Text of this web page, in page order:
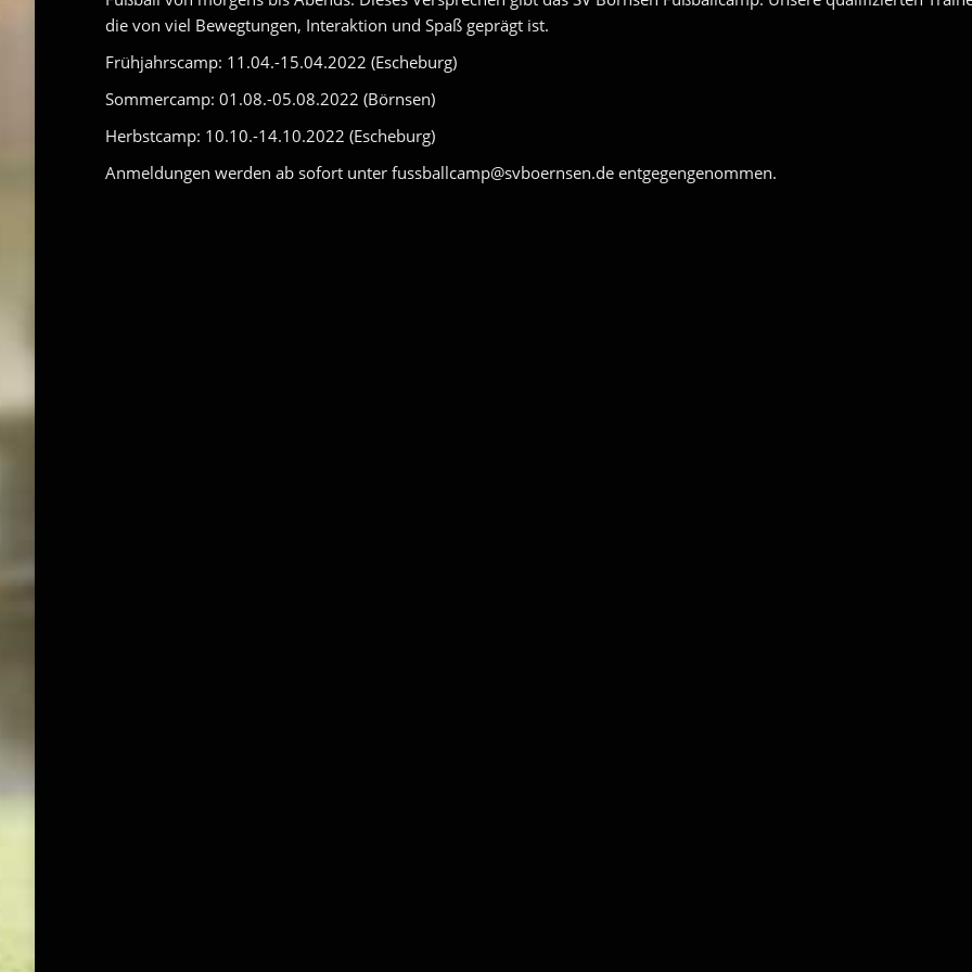
die von viel Bewegtungen, Interaktion und Spaß geprägt ist.
Frühjahrscamp: 11.04.-15.04.2022 (Escheburg)
Sommercamp: 01.08.-05.08.2022 (Börnsen)
Herbstcamp: 10.10.-14.10.2022 (Escheburg)
Anmeldungen werden ab sofort unter fussballcamp@svboernsen.de entgegengenommen.